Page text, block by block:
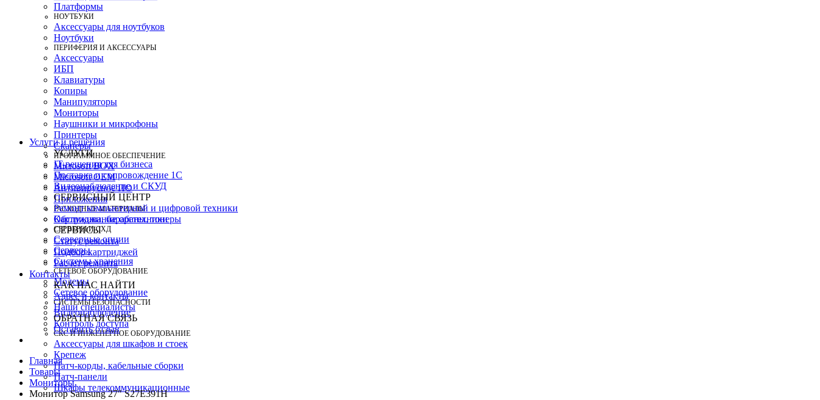
Платформы
НОУТБУКИ
Аксессуары для ноутбуков
Ноутбуки
ПЕРИФЕРИЯ И АКСЕССУАРЫ
Аксессуары
ИБП
Клавиатуры
Копиры
Манипуляторы
Мониторы
Наушники и микрофоны
Принтеры
Сканеры
ПРОГРАММНОЕ ОБЕСПЕЧЕНИЕ
Microsoft BOX
Microsoft OEM
Антивирусное ПО
Приложения
РАСХОДНЫЕ МАТЕРИАЛЫ
Картриджи, барабаны, тонеры
СЕРВЕРЫ И СХД
Серверные опции
Серверы
Системы хранения
СЕТЕВОЕ ОБОРУДОВАНИЕ
Модемы
Сетевое оборудование
СИСТЕМЫ БЕЗОПАСНОСТИ
Видеонаблюдение
Контроль доступа
СКС И ИНЖЕНЕРНОЕ ОБОРУДОВАНИЕ
Аксессуары для шкафов и стоек
Крепеж
Патч-корды, кабельные сборки
Патч-панели
Шкафы телекоммуникационные
Услуги и решения
УСЛУГИ
IT-решения для бизнеса
Поставка и сопровождение 1C
Видеонаблюдение и СКУД
СЕРВИСНЫЙ ЦЕНТР
Ремонт компьютерной и цифровой техники
Обслуживание оргтехники
СЕРВИСЫ
Статус ремонта
Подбор картриджей
Расчет ремонта
Контакты
КАК НАС НАЙТИ
Адрес и контакты
Наши специалисты
ОБРАТНАЯ СВЯЗЬ
Оставить отзыв
Главная
Товары
Мониторы
Монитор Samsung 27" S27E391H